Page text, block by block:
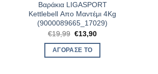
Βαράκια LIGASPORT
Kettlebell Απο Μαντέμι 4Kg
(9000089665_17029)
€19,99 Original
was:
€19,99.
€13,90Η
ΑΓΌΡΑΣΈ ΤΟ